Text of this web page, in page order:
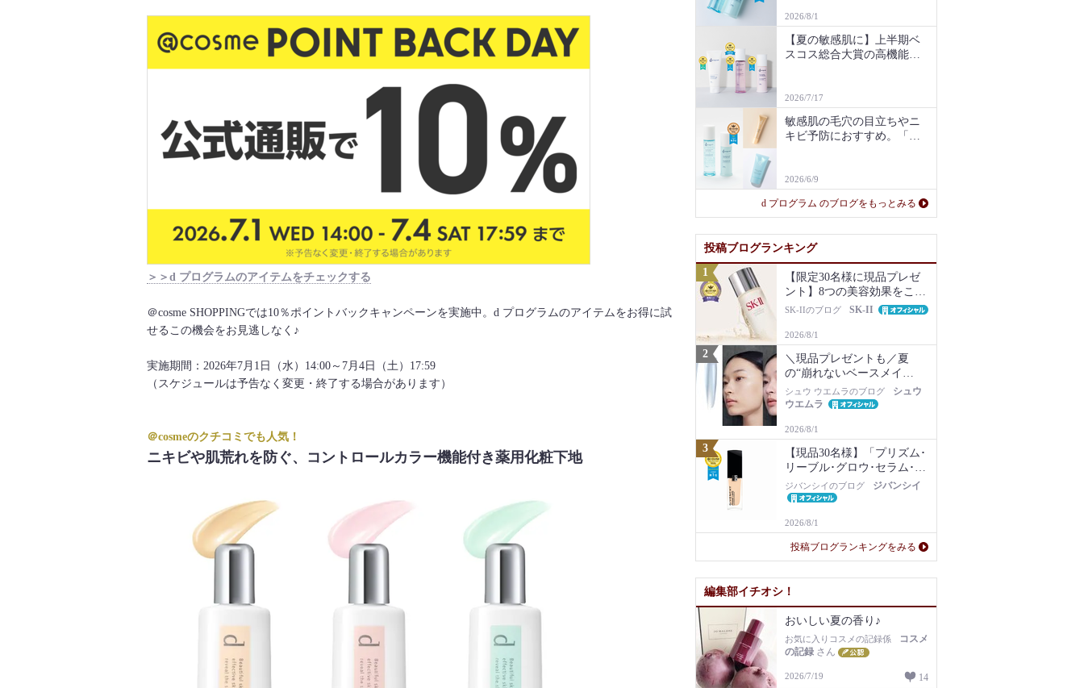
＞＞d プログラムのアイテムをチェックする
＠cosme SHOPPINGでは10％ポイントバックキャンペーンを実施中。d プログラムのアイテムをお得に試
せるこの機会をお見逃しなく♪
実施期間：2026年7月1日（水）14:00～7月4日（土）17:59
（スケジュールは予告なく変更・終了する場合があります）
＠cosmeのクチコミでも人気！
ニキビや肌荒れを防ぐ、コントロールカラー機能付き薬用化粧下地
粧水・薬用乳液を深掘り
2026/8/1
【夏の敏感肌に】上半期ベ
スコス総合大賞の高機能土
足・肌荒れ対策
2026/7/17
敏感肌の毛穴の目立ちやニ
キビ予防におすすめ。「バ
や最新クチコミは？
2026/6/9
d プログラム のブログをもっとみる
投稿ブログランキング
【限定30名様に現品プレゼ
ント】8つの美容効果をこの
1本で【新美容液キット再販
SK-IIのブログ SK-II
2026/8/1
＼現品プレゼントも／夏
の“崩れないベースメイ
ク”は名品化粧下地から！毛
穴・ベタつき・乾燥知らず
シュウ ウエムラのブログ
シュウ
ウエムラ
2026/8/1
【現品30名様】「プリズム･
リーブル･グロウ･セラム･フ
ァンデーション」1N現品を
プレゼント！
ジバンシイのブログ ジバンシイ
2026/8/1
投稿ブログランキングをみる
編集部イチオシ！
おいしい夏の香り♪
お気に入りコスメの記録係
コスメ
の記録 さん
2026/7/19 14